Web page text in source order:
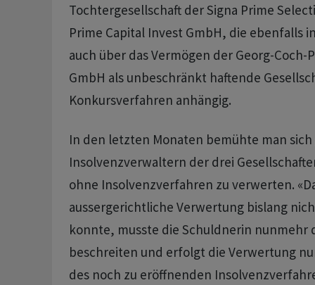
Tochtergesellschaft der Signa Prime
Prime Capital Invest GmbH, die ebenfalls
auch über das Vermögen der Georg-Coch-
GmbH als unbeschränkt haftende
Konkursverfahren anhängig.
In den letzten Monaten bemühte man
Insolvenzverwaltern der drei
ohne Insolvenzverfahren zu verwerten.
aussergerichtliche Verwertung bislang
konnte, musste die Schuldnerin nunmehr
beschreiten und erfolgt die Verwertung
des noch zu eröffnenden